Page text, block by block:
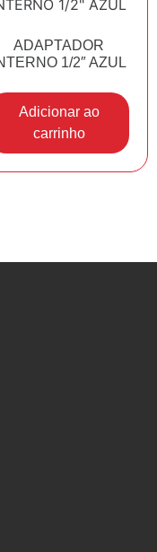
ADAPTADOR
1/2″ AZUL
Adicionar ao
carrinho